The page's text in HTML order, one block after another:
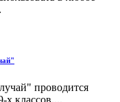
проводится
х классов....